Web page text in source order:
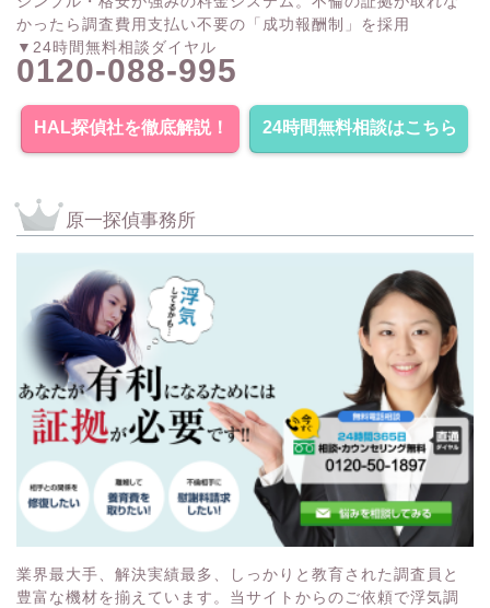
かったら調査費用支払い不要の「成功報酬制」を採用
▼24時間無料相談ダイヤル
0120-088-995
HAL探偵社を徹底解説！ 24時間無料相談はこちら
原一探偵事務所
業界最大手、解決実績最多、しっかりと教育された調査員と
豊富な機材を揃えています。当サイトからのご依頼で浮気調